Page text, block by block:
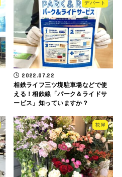
デパート
2022.07.22
相鉄ライフ三ツ境駐車場などで使
える！相鉄線「パーク＆ライドサ
ービス」知っていますか？
花屋